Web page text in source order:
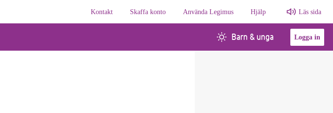
Kontakt
Skaffa konto Använda Legimus Hjälp Läs sida
Barn & unga Logga in